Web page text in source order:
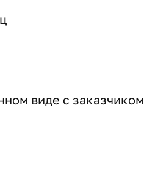
виде с заказчиком